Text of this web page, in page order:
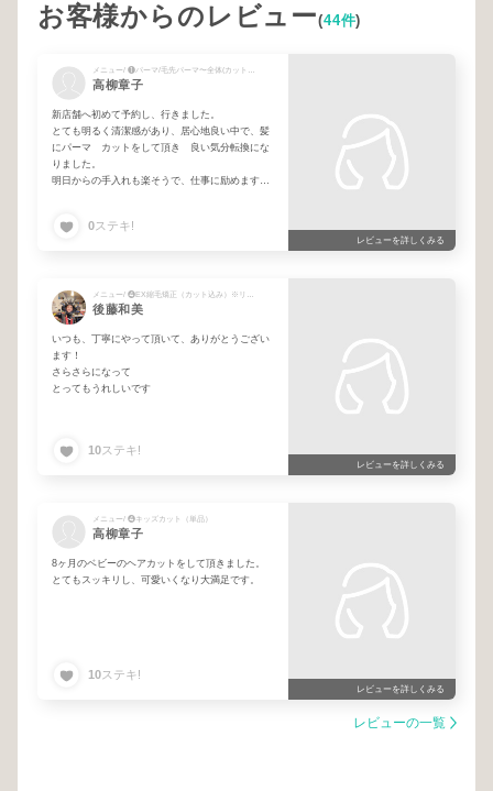
お客様からのレビュー(44件)
高柳章子
新店舗へ初めて予約し、行きました。
とても明るく清潔感があり、居心地良い中で、髪
にパーマ カットをして頂き 良い気分転換にな
りました。
明日からの手入れも楽そうで、仕事に励めます。
0ステキ!
レビューを詳しくみる
後藤和美
いつも、丁寧にやって頂いて、ありがとうござい
ます！
さらさらになって
とってもうれしいです
10ステキ!
レビューを詳しくみる
メニュー/ ❹キッズカット（単品）
高柳章子
8ヶ月のベビーのヘアカットをして頂きました。
とてもスッキリし、可愛いくなり大満足です。
10ステキ!
レビューを詳しくみる
レビューの一覧